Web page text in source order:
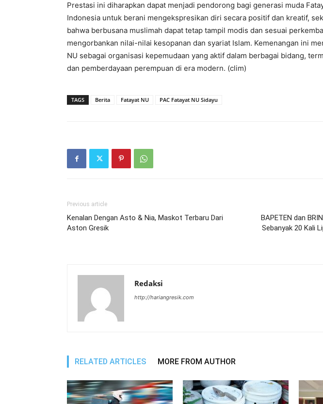
Prestasi ini diharapkan dapat menjadi pendorong bagi generasi muda
Indonesia untuk berani mengekspresikan diri secara positif dan kreatif,
bahwa berbusana muslimah dapat tetap tampil modis dan sesuai
mengorbankan nilai-nilai kesopanan dan syariat Islam. Kemenangan ini
NU sebagai organisasi kepemudaan yang aktif dalam berbagai bidang,
dan pemberdayaan perempuan di era modern. (clim)
TAGS Berita Fatayat NU PAC Fatayat NU Sidayu
Previous article
Kenalan Dengan Asto & Nia, Maskot Terbaru Dari
Aston Gresik
BAPETEN dan
Sebanyak 20 Kali
Redaksi
http://hariangresik.com
RELATED ARTICLES MORE FROM AUTHOR